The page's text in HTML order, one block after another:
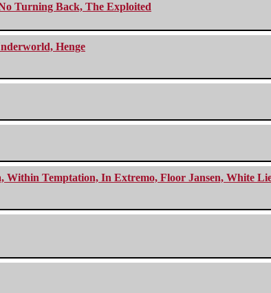
Turning Back, The Exploited
Henge
Temptation, In Extremo, Floor Jansen, White